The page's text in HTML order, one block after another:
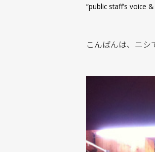
“public staff’s voice
こんばんは、ニ